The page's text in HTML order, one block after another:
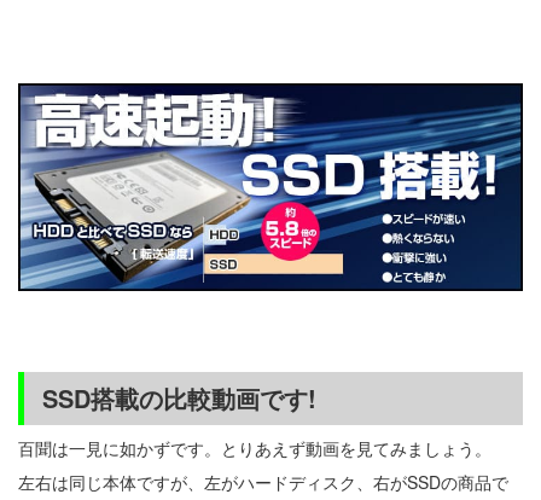
SSD搭載の比較動画です!
百聞は一見に如かずです。とりあえず動画を見てみましょう。
左右は同じ本体ですが、左がハードディスク、右がSSDの商品で